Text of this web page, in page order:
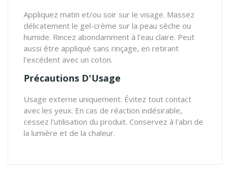
Appliquez matin et/ou soir sur le visage. Massez
délicatement le gel-crème sur la peau sèche ou
humide. Rincez abondamment à l'eau claire. Peut
aussi être appliqué sans rinçage, en retirant
l'excédent avec un coton.
Précautions D'Usage
Usage externe uniquement. Évitez tout contact
avec les yeux. En cas de réaction indésirable,
cessez l'utilisation du produit. Conservez à l'abri de
la lumière et de la chaleur.